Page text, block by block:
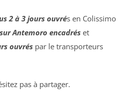
2 à 3 jours ouvrés en Colissimo
Antemoro encadrés et
ouvrés par le transporteurs
pas à partager.